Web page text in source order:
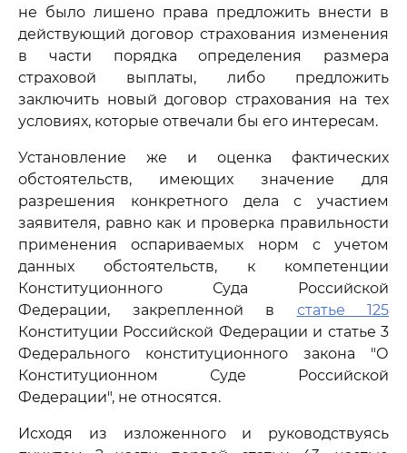
не было лишено права предложить внести в
действующий договор страхования изменения
в части порядка определения размера
страховой выплаты, либо предложить
заключить новый договор страхования на тех
условиях, которые отвечали бы его интересам.
Установление же и оценка фактических
обстоятельств, имеющих значение для
разрешения конкретного дела с участием
заявителя, равно как и проверка правильности
применения оспариваемых норм с учетом
данных обстоятельств, к компетенции
Конституционного Суда Российской
Федерации, закрепленной в статье 125
Конституции Российской Федерации и статье 3
Федерального конституционного закона "О
Конституционном Суде Российской
Федерации", не относятся.
Исходя из изложенного и руководствуясь